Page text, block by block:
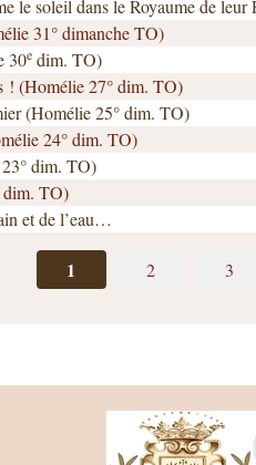
le soleil dans le Royaume de
31° dimanche TO)
30e dim. TO)
! (Homélie 27° dim. TO)
(Homélie 25° dim. TO)
24° dim. TO)
dim. TO)
dim. TO)
et de l’eau…
1 2 3